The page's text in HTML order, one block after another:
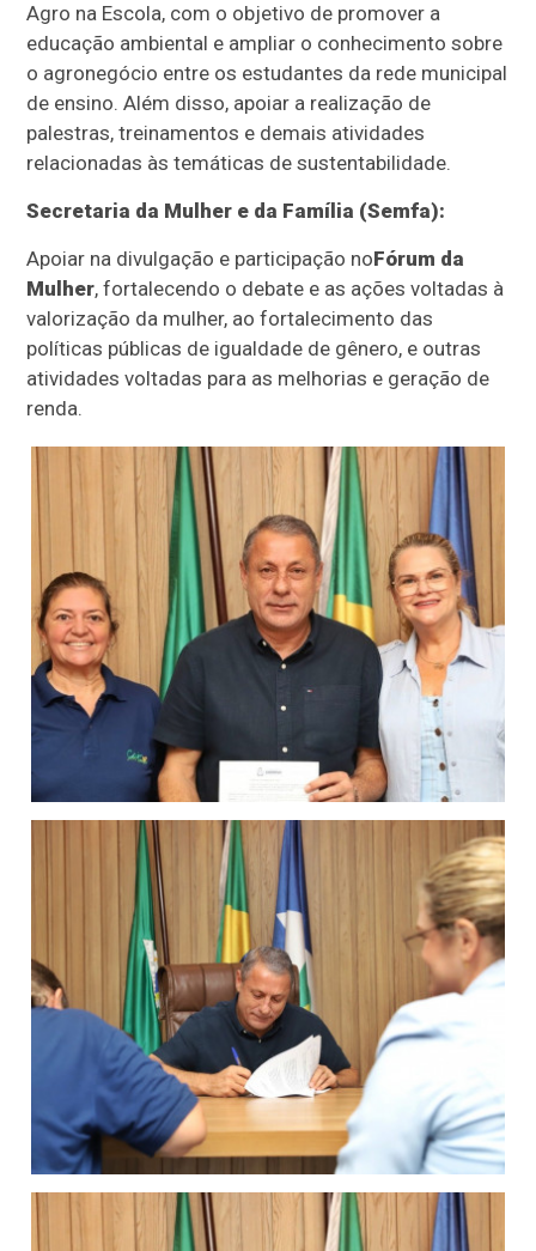
Agro na Escola, com o objetivo de promover a
educação ambiental e ampliar o conhecimento sobre
o agronegócio entre os estudantes da rede municipal
de ensino. Além disso, apoiar a realização de
palestras, treinamentos e demais atividades
relacionadas às temáticas de sustentabilidade.
Secretaria da Mulher e da Família (Semfa):
Apoiar na divulgação e participação noFórum da
Mulher, fortalecendo o debate e as ações voltadas à
valorização da mulher, ao fortalecimento das
políticas públicas de igualdade de gênero, e outras
atividades voltadas para as melhorias e geração de
renda.